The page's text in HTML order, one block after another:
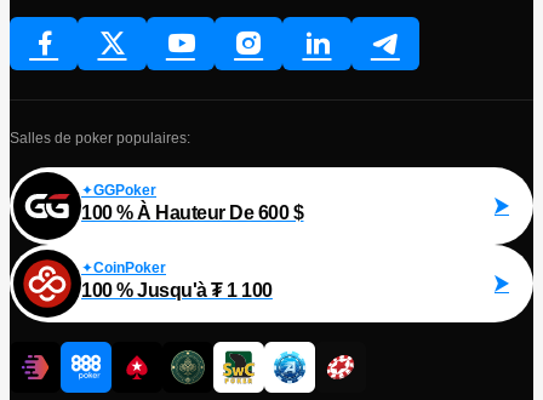
Salles de poker populaires:
GGPoker
100 % À Hauteur De 600 $
CoinPoker
100 % Jusqu'à ₮ 1 100